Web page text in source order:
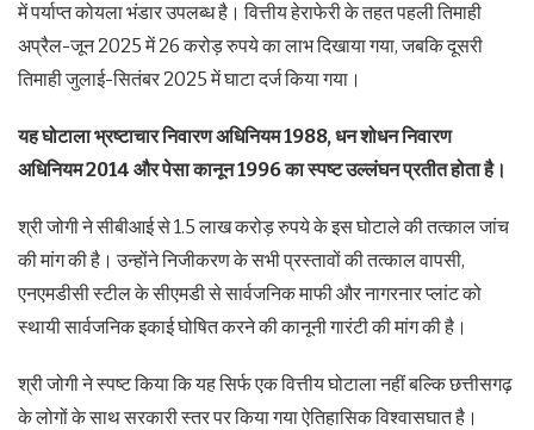
में पर्याप्त कोयला भंडार उपलब्ध है। वित्तीय हेराफेरी के तहत पहली तिमाही
अप्रैल-जून 2025 में 26 करोड़ रुपये का लाभ दिखाया गया, जबकि दूसरी
तिमाही जुलाई-सितंबर 2025 में घाटा दर्ज किया गया।
यह घोटाला भ्रष्टाचार निवारण अधिनियम 1988, धन शोधन निवारण
अधिनियम 2014 और पेसा कानून 1996 का स्पष्ट उल्लंघन प्रतीत होता है।
श्री जोगी ने सीबीआई से 1.5 लाख करोड़ रुपये के इस घोटाले की तत्काल जांच
की मांग की है। उन्होंने निजीकरण के सभी प्रस्तावों की तत्काल वापसी,
एनएमडीसी स्टील के सीएमडी से सार्वजनिक माफी और नागरनार प्लांट को
स्थायी सार्वजनिक इकाई घोषित करने की कानूनी गारंटी की मांग की है।
श्री जोगी ने स्पष्ट किया कि यह सिर्फ एक वित्तीय घोटाला नहीं बल्कि छत्तीसगढ़
के लोगों के साथ सरकारी स्तर पर किया गया ऐतिहासिक विश्वासघात है।